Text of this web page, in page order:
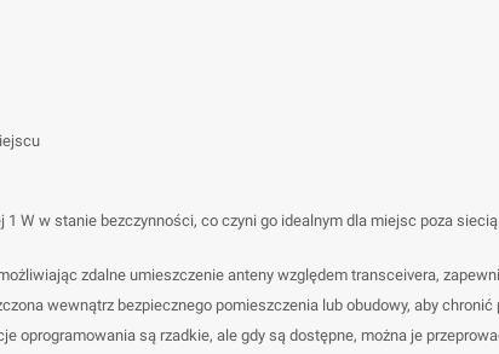
1 W w stanie bezczynności, co czyni go idealnym dla miejsc poza
zdalne umieszczenie anteny względem transceivera,
wewnątrz bezpiecznego pomieszczenia lub obudowy, aby
oprogramowania są rzadkie, ale gdy są dostępne, można je